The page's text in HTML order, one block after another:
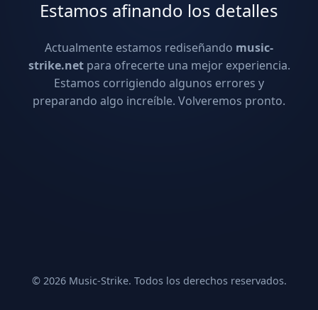
Estamos afinando los detalles
Actualmente estamos rediseñando music-
strike.netpara ofrecerte una mejor experiencia.
Estamos corrigiendo algunos errores y
preparando algo increíble. Volveremos pronto.
© 2026 Music-Strike. Todos los derechos reservados.